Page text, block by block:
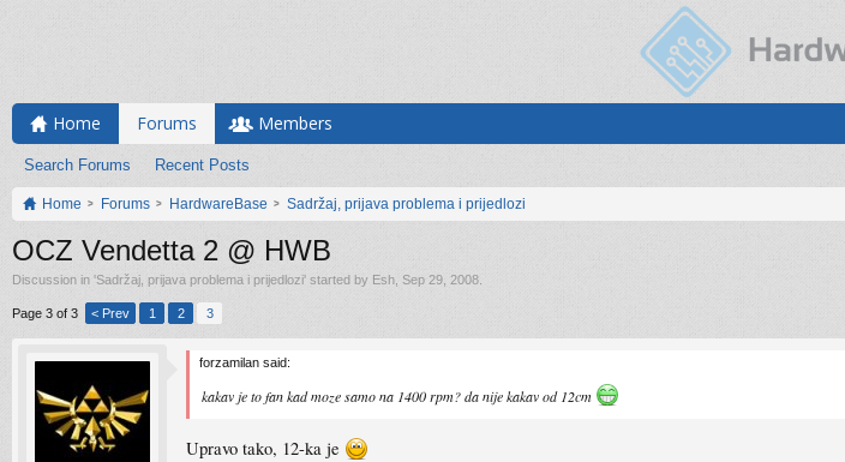
Home Forums
Search Forums Recent Posts
Members
Home Forums HardwareBase Sadržaj, prijava problema i prijedlozi
OCZ Vendetta 2 @ HWB
Discussion in 'Sadržaj, prijava problema i prijedlozi' started by Esh Sep 29, 2008
Page 3 of 3 < Prev 1 2 3
forzamilan said:
kakav je to fan kad moze samo na 1400 rpm? da nije kakav od 12cm
Upravo tako, 12-ka je